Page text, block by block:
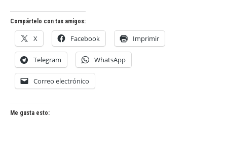
Compártelo con tus amigos:
X Facebook Imprimir
Telegram WhatsApp
Correo electrónico
Me gusta esto: